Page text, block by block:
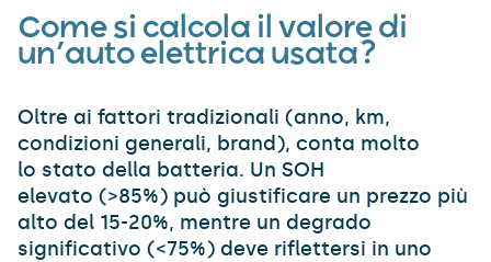
Come si calcola il valore di
un’auto elettrica usata?
Oltre ai fattori tradizionali (anno, km,
condizioni generali, brand), conta molto
lo stato della batteria. Un SOH
elevato (>85%) può giustificare un prezzo più
alto del 15-20%, mentre un degrado
significativo (<75%) deve riflettersi in uno